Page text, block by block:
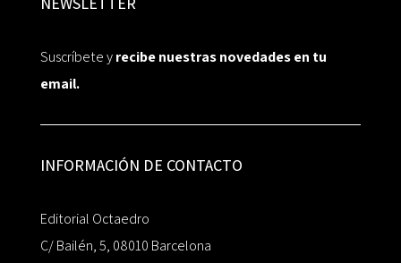
Suscríbete yrecibe nuestras novedades en tu
email.
INFORMACIÓN DE CONTACTO
Editorial Octaedro
C/ Bailén, 5, 08010 Barcelona